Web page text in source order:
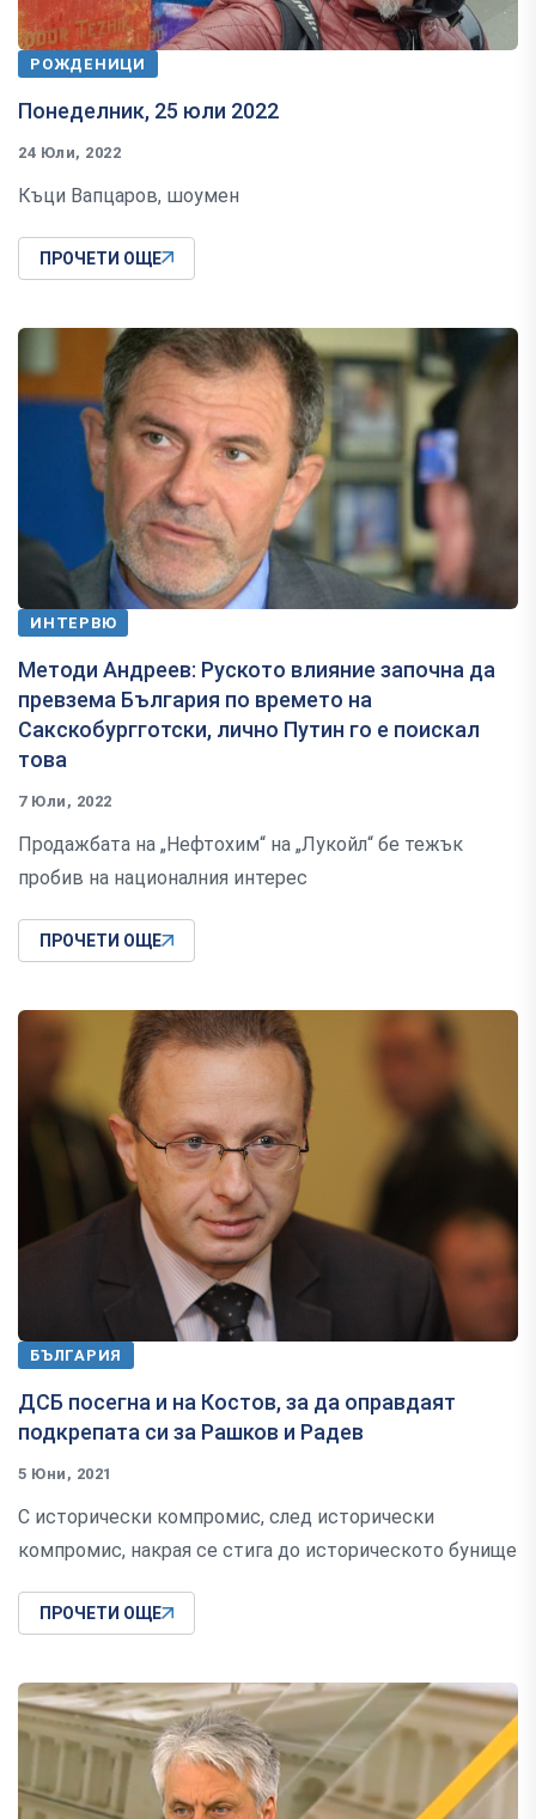
РОЖДЕНИЦИ
Понеделник, 25 юли 2022
24 Юли, 2022
Къци Вапцаров, шоумен
ПРОЧЕТИ ОЩЕ
ИНТЕРВЮ
Методи Андреев: Руското влияние започна да
превзема България по времето на
Сакскобургготски, лично Путин го е поискал
това
7 Юли, 2022
Продажбата на „Нефтохим“ на „Лукойл“ бе тежък
пробив на националния интерес
ПРОЧЕТИ ОЩЕ
БЪЛГАРИЯ
ДСБ посегна и на Костов, за да оправдаят
подкрепата си за Рашков и Радев
5 Юни, 2021
С исторически компромис, след исторически
компромис, накрая се стига до историческото бунище
ПРОЧЕТИ ОЩЕ